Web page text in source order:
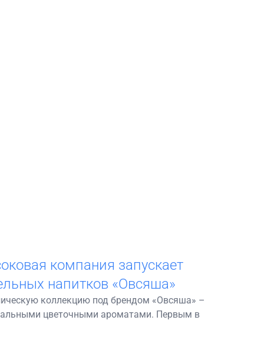
компания запускает
напитков «Овсяша»
коллекцию под брендом «Овсяша» –
цветочными ароматами. Первым в